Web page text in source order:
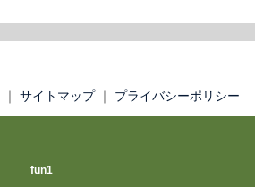
｜ サイトマップ｜ プライバシーポリシー
fun1